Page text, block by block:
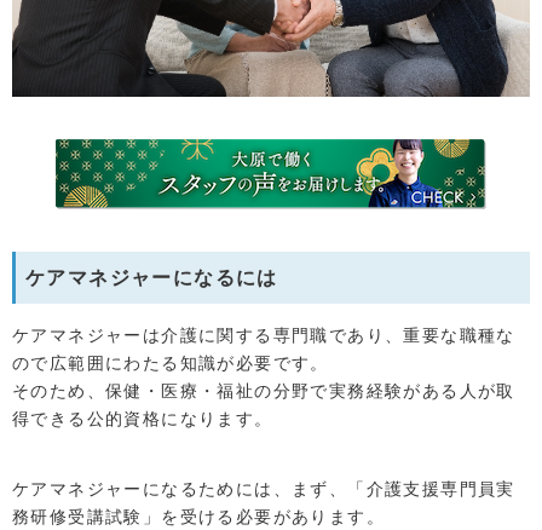
ケアマネジャーになるには
ケアマネジャーは介護に関する専門職であり、重要な職種な
ので広範囲にわたる知識が必要です。
そのため、保健・医療・福祉の分野で実務経験がある人が取
得できる公的資格になります。
ケアマネジャーになるためには、まず、「介護支援専門員実
務研修受講試験」を受ける必要があります。